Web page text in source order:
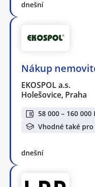
dnešní
Nákup
EKOSPOL a.s.
Holešovice, Praha
58 000 – 160 000
Vhodné také
dnešní